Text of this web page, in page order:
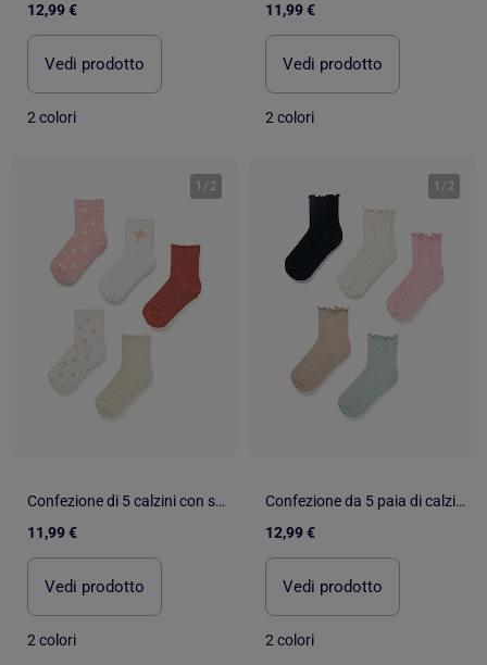
12,99 €
Vedi prodotto
2 colori
11,99 €
Vedi prodotto
2 colori
1 / 2
Confezione di 5 calzini con stampe floreali
11,99 €
Vedi prodotto
2 colori
1 / 2
Confezione da 5 paia di calzini a costine con polsini ondulati
12,99 €
Vedi prodotto
2 colori